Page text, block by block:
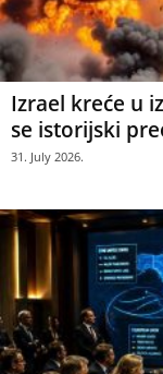
Izrael kreće u
se istorijski
31. July 2026.